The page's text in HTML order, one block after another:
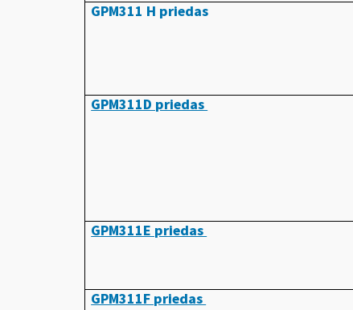
GPM311 H priedas
GPM311D priedas
GPM311E priedas
GPM311F priedas